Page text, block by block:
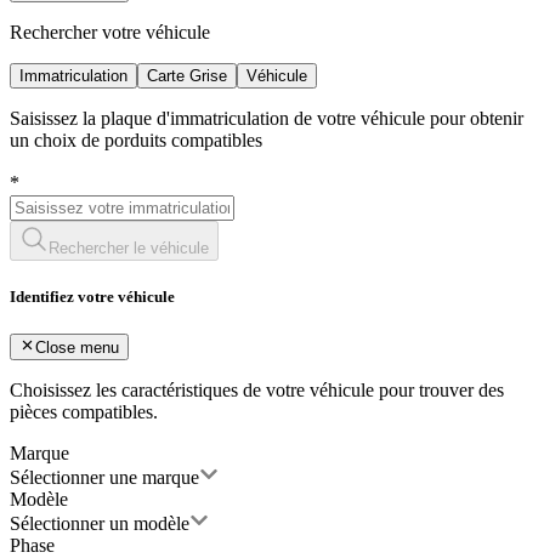
Rechercher votre véhicule
Immatriculation Carte Grise Véhicule
Saisissez la plaque d'immatriculation de votre véhicule pour obtenir
un choix de porduits compatibles
*
Rechercher le véhicule
Identifiez votre véhicule
Close menu
Choisissez les caractéristiques de votre véhicule pour trouver des
pièces compatibles.
Marque
Sélectionner une marque
Modèle
Sélectionner un modèle
Phase